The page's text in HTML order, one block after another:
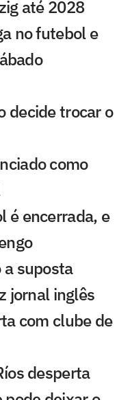
até 2028
no futebol e
decide trocar o
como
é encerrada, e
a suposta
jornal inglês
com clube de
desperta